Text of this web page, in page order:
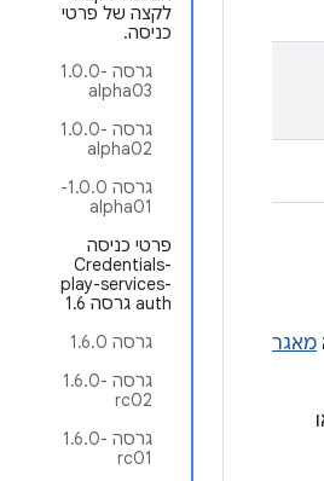
לקצה של פרטי
כניסה.
גרסה ‎1.0.0-
alpha03
גרסה ‎1.0.0-
alpha02
גרסה 1.0.0-
alpha01
פרטי כניסה
Credentials-
play-services-
auth גרסה 1.6
גרסה 1.6.0
גרסה ‎1.6.0-
rc02
גרסה ‎1.6.0-
rc01
מאגר